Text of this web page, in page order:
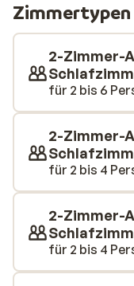
175 Metern, sodass
wohnst, aber
Es steht dir eine
Verfügung – von
2 bis 4 Personen
Apartments für
Unterkünfte sind
warmen
Etagenbetten und
für gesellige
Zimmertypen
2-Zimmer-
für 2 bis 6
2-Zimmer-
für 2 bis 4
2-Zimmer-
für 2 bis 4